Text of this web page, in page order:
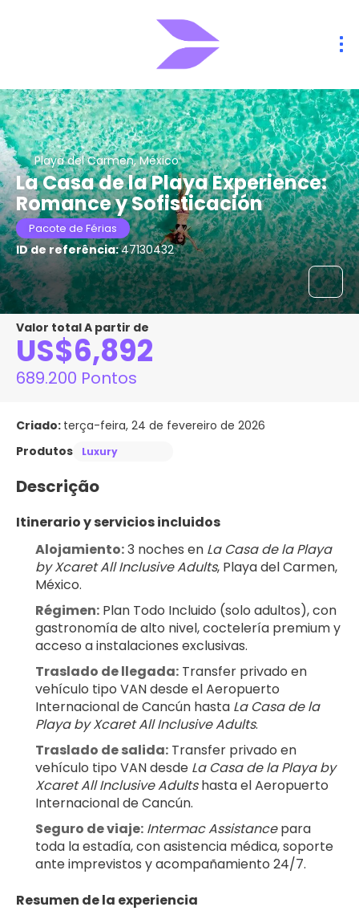
Playa del Carmen, México
La Casa de la Playa Experience:
Romance y Sofisticación
Pacote de Férias
ID de referência:47130432
Valor total A partir de
US$6,892
689.200 Pontos
Criado: terça-feira, 24 de fevereiro de 2026
Produtos
Luxury
Descrição
Itinerario y servicios incluidos
Alojamiento: 3 noches en La Casa de la Playa
by Xcaret All Inclusive Adults, Playa del Carmen,
México.
Régimen: Plan Todo Incluido (solo adultos), con
gastronomía de alto nivel, coctelería premium y
acceso a instalaciones exclusivas.
Traslado de llegada: Transfer privado en
vehículo tipo VAN desde el Aeropuerto
Internacional de Cancún hasta La Casa de la
Playa by Xcaret All Inclusive Adults.
Traslado de salida: Transfer privado en
vehículo tipo VAN desde La Casa de la Playa by
Xcaret All Inclusive Adults hasta el Aeropuerto
Internacional de Cancún.
Seguro de viaje: Intermac Assistance para
toda la estadía, con asistencia médica, soporte
ante imprevistos y acompañamiento 24/7.
Resumen de la experiencia